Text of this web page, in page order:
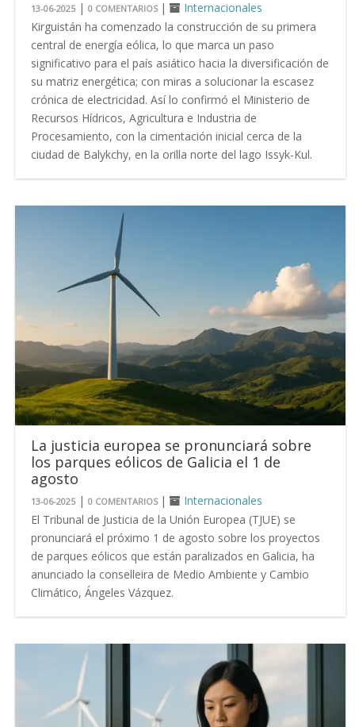
13-06-2025|0 COMENTARIOS |
Internacionales
Kirguistán ha comenzado la construcción de su primera
central de energía eólica, lo que marca un paso
significativo para el país asiático hacia la diversificación de
su matriz energética; con miras a solucionar la escasez
crónica de electricidad. Así lo confirmó el Ministerio de
Recursos Hídricos, Agricultura e Industria de
Procesamiento, con la cimentación inicial cerca de la
ciudad de Balykchy, en la orilla norte del lago Issyk-Kul.
La justicia europea se pronunciará sobre
los parques eólicos de Galicia el 1 de
agosto
13-06-2025|0 COMENTARIOS |
Internacionales
El Tribunal de Justicia de la Unión Europea (TJUE) se
pronunciará el próximo 1 de agosto sobre los proyectos
de parques eólicos que están paralizados en Galicia, ha
anunciado la conselleira de Medio Ambiente y Cambio
Climático, Ángeles Vázquez.